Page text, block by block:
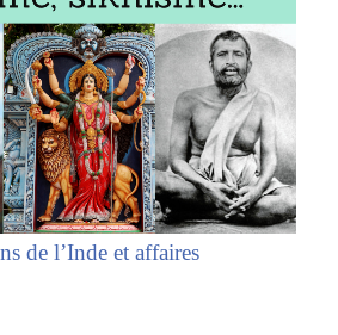
de l’Inde et affaires